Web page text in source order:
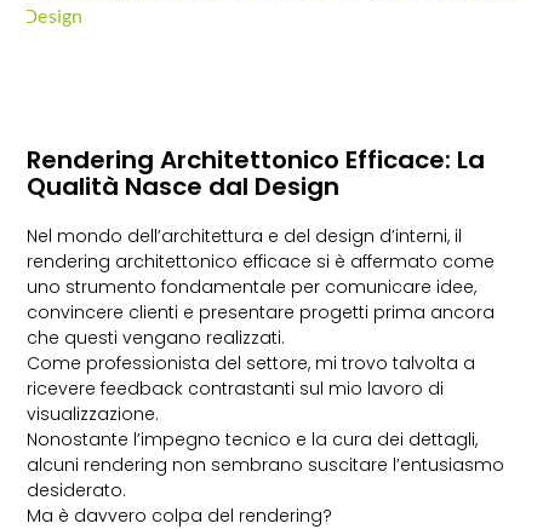
Rendering Architettonico Efficace: La
Qualità Nasce dal Design
Nel mondo dell’architettura e del design d’interni, il
rendering architettonico efficace si è affermato come
uno strumento fondamentale per comunicare idee,
convincere clienti e presentare progetti prima ancora
che questi vengano realizzati.
Come professionista del settore, mi trovo talvolta a
ricevere feedback contrastanti sul mio lavoro di
visualizzazione.
Nonostante l’impegno tecnico e la cura dei dettagli,
alcuni rendering non sembrano suscitare l’entusiasmo
desiderato.
Ma è davvero colpa del rendering?